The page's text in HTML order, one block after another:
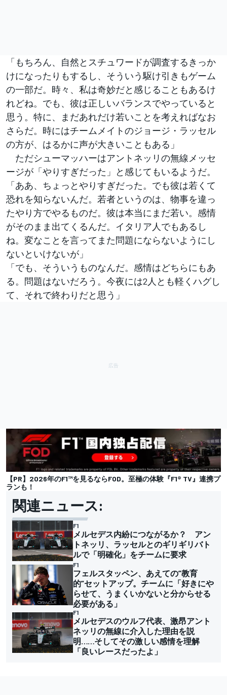
「もちろん、自然とスチュワードが調査するきっか
けになったりもするし、そういう駆け引きもゲーム
の一部だ。時々、私は奇妙だと感じることもあるけ
れどね。でも、彼は正しいバランスでやっていると
思う。特に、まだあれだけ若いことを考えればなお
さらだ。時にはチームメイトのジョージ・ラッセル
の方が、はるかに声が大きいこともある」
ただシューマッハーはアントネッリの無線メッセ
ージが「やりすぎだった」と感じてもいるようだ。
「ああ、ちょっとやりすぎだった。でも彼は若くて
恐れを知らないんだ。若者というのは、物事を違っ
たやり方でやるものだ。彼は本当にまだ若い。感情
がそのまま出てくるんだ。イタリア人でもあるし
ね。変なことを言ってまた問題にならないようにし
ないといけないが」
「でも、そういうものなんだ。感情はどちらにもあ
る。問題はないだろう。今夜には2人とも軽くハグし
て、それで終わりだと思う」
【PR】2026年のF1™を見るならFOD。至極の体験『F1® TV』連携プ
ランも！
関連ニュース:
F1
メルセデス内紛につながるか？ アン
トネッリ、ラッセルとのギリギリバト
ルで「明確化」をチームに要求
F1
フェルスタッペン、あえての”教育
的”セットアップ。チームに「好きにや
らせて、うまくいかないと分からせる
必要がある」
F1
メルセデスのウルフ代表、激昂アント
ネッリの無線に介入した理由を説
明……そしてその激しい感情を理解
「良いレースだったよ」